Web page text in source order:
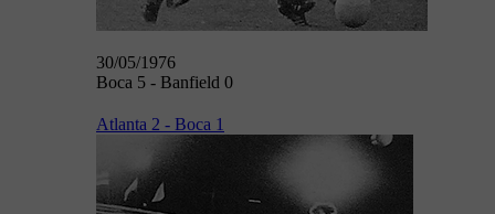
30/05/1976
Boca 5 - Banfield 0
Atlanta 2 - Boca 1